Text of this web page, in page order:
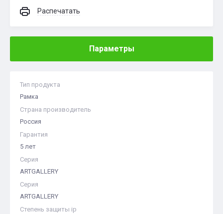
Распечатать
Параметры
Тип продукта
Рамка
Страна производитель
Россия
Гарантия
5 лет
Серия
ARTGALLERY
Серия
ARTGALLERY
Степень защиты ip